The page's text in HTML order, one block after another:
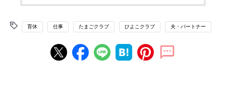
育休 仕事 たまごクラブ ひよこクラブ 夫・パートナー